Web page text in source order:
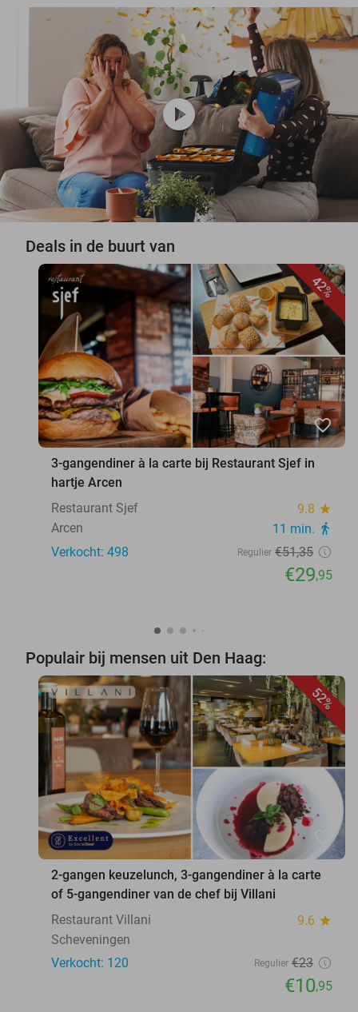
play_circle
Deals in de buurt van
42%
favorite_border
3-gangendiner à la carte bij Restaurant Sjef in
hartje Arcen
Restaurant Sjef
9.8 star
Arcen 11 min. directions_walk
Verkocht: 498 Regulier €51,35
€29,95
Populair bij mensen uit Den Haag:
52%
2-gangen keuzelunch, 3-gangendiner à la carte
of 5-gangendiner van de chef bij Villani
Restaurant Villani
9.6 star
Scheveningen
Verkocht: 120
Regulier €23
€10,95